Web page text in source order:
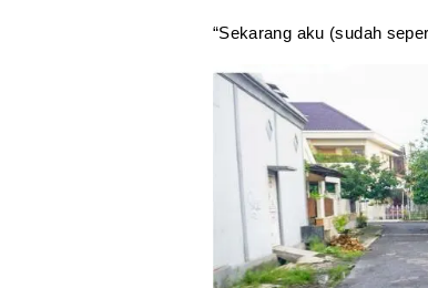
“Sekarang aku (sudah